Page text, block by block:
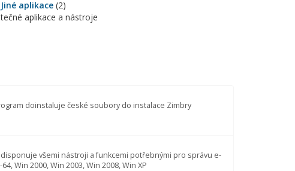
Jiné aplikace (2)
aplikace a nástroje
doinstaluje české soubory do instalace Zimbry
všemi nástroji a funkcemi potřebnými pro správu e-
Win 2000, Win 2003, Win 2008, Win XP